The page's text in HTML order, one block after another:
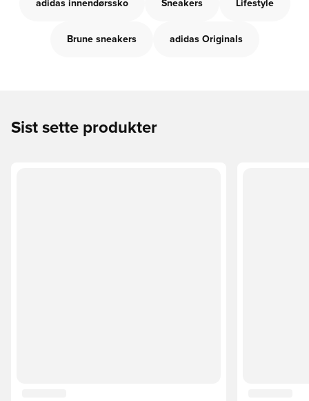
adidas innendørssko Sneakers Lifestyle
Brune sneakers adidas Originals
Sist sette produkter